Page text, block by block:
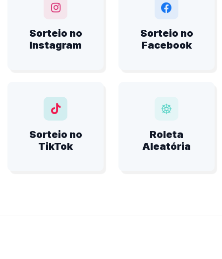
Sorteio no
Instagram
Sorteio no
Facebook
Sorteio no
TikTok
Roleta
Aleatória